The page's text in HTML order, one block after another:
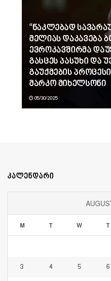
“ნაკლებად
მელიას დაკავება
ევროკავშირმა
გასცეს პასუხი და
გაუქმების
მარკო მიხელსონი
05/30/2025
კალენდარი
M T W T
3 4 5 6